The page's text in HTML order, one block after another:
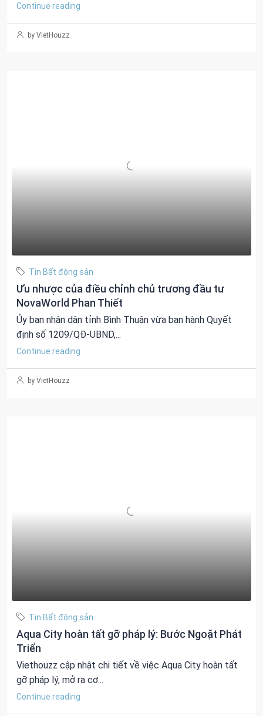
Continue reading
by VietHouzz
Tin Bất động sản
Ưu nhược của điều chỉnh chủ trương đầu tư
NovaWorld Phan Thiết
Ủy ban nhân dân tỉnh Bình Thuận vừa ban hành Quyết
định số 1209/QĐ-UBND,...
Continue reading
by VietHouzz
Tin Bất động sản
Aqua City hoàn tất gỡ pháp lý: Bước Ngoặt Phát
Triển
Viethouzz cập nhật chi tiết về việc Aqua City hoàn tất
gỡ pháp lý, mở ra cơ...
Continue reading